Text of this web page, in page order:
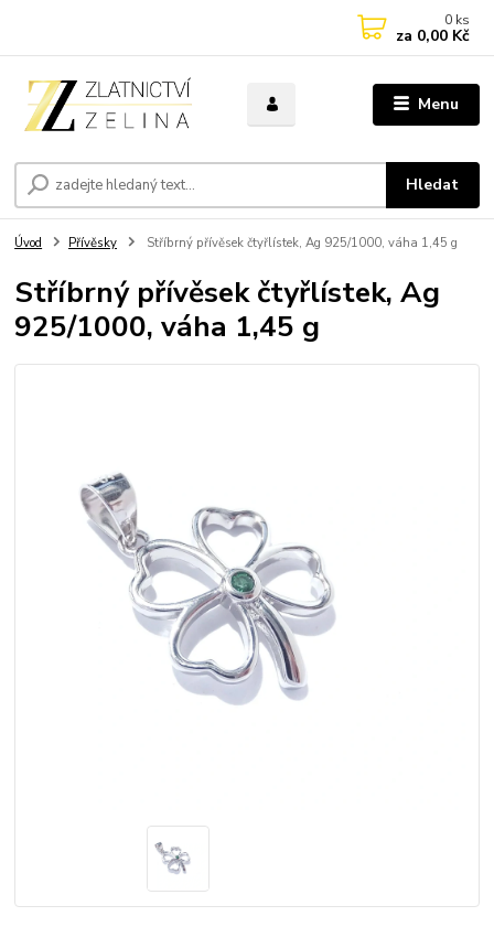
Menu
Hledat
0 ks
za 0,00 Kč
Úvod Přívěsky Stříbrný přívěsek čtyřlístek, Ag 925/1000, váha 1,45 g
Stříbrný přívěsek čtyřlístek, Ag
925/1000, váha 1,45 g